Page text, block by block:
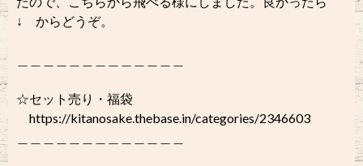
↓ からどうぞ。
☆セット売り・福袋
https://kitanosake.thebase.in/categories/2346603